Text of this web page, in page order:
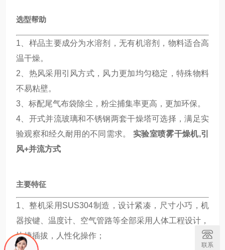
选型帮助
1、样品主要成分为水溶剂，无有机溶剂，物料适合高
温干燥。
2、热风采用引风方式，风力更加均匀稳定，特殊物料
不易粘壁。
3、标配尾气布袋除尘，粉尘捕集率更高，更加环保。
4、开式并流玻璃和不锈钢两套干燥塔可选择，满足实
验观察和经久耐用的不同需求。
实验室喷雾干燥机,引
风+并流方式
主要特征
1、整机采用SUS304制造，设计紧凑，尺寸小巧，机
器按键、温度计、空气管路等全部采用人体工程设计，
快捷插拔，人性化操作；
联系